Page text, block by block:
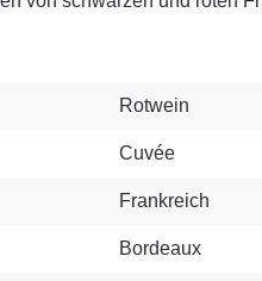
Rotwein
Cuvée
Frankreich
Bordeaux